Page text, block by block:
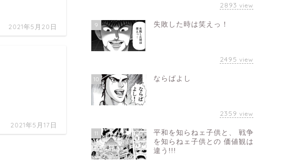
2021年5月20日
2021年5月17日
2893 view
9 失敗した時は笑えっ！
2495 view
10 ならばよし
2359 view
11
平和を知らねェ子供と、 戦争
を知らねェ子供との 価値観は
違う!!!